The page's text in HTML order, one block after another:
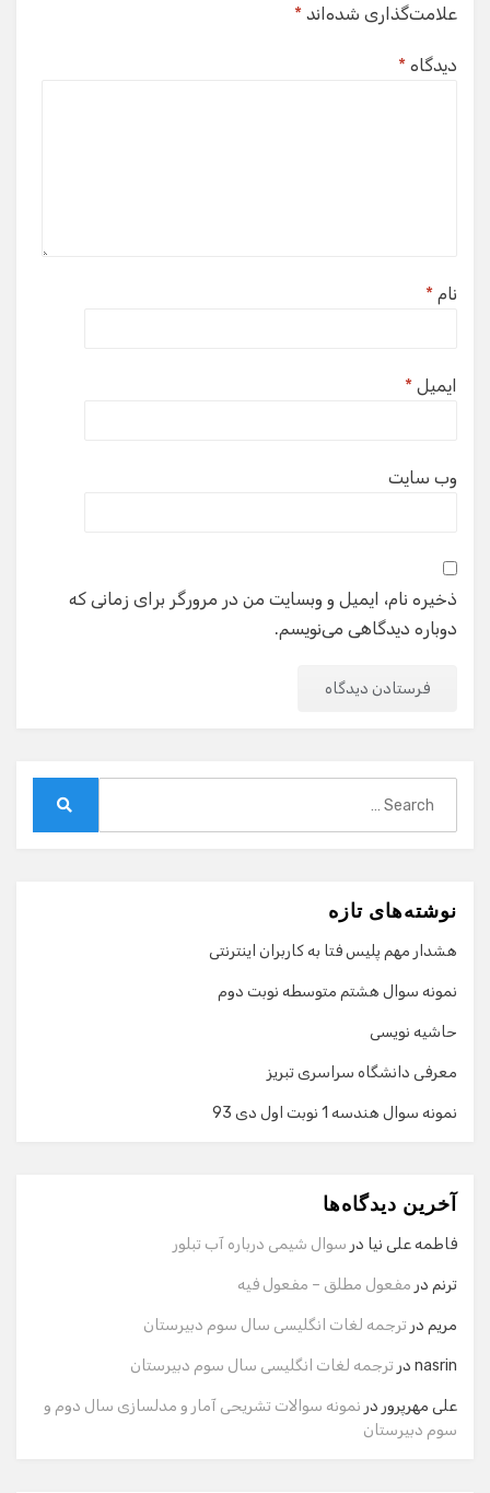
علامت‌گذاری شده‌اند *
دیدگاه *
نام *
ایمیل *
وب‌ سایت
ذخیره نام، ایمیل و وبسایت من در مرورگر برای زمانی که
دوباره دیدگاهی می‌نویسم.
نوشته‌های تازه
هشدار مهم پلیس فتا به کاربران اینترنتی
نمونه سوال هشتم متوسطه نوبت دوم
حاشیه نویسی
معرفی دانشگاه سراسری تبریز
نمونه سوال هندسه 1 نوبت اول دی 93
آخرین دیدگاه‌ها
فاطمه علی نیا در سوال شیمی درباره آب تبلور
ترنم در مفعول مطلق – مفعول فیه
مریم در ترجمه لغات انگلیسی سال سوم دبیرستان
nasrin در ترجمه لغات انگلیسی سال سوم دبیرستان
علی مهرپرور در نمونه سوالات تشریحی آمار و مدلسازی سال دوم و
سوم دبیرستان
گفت‌وگو با دستیار هوشمند
سلام! برای شروع گفت‌وگو لطفاً شماره تماس یا ایمیل خود را
وارد کنید.
ایمیل